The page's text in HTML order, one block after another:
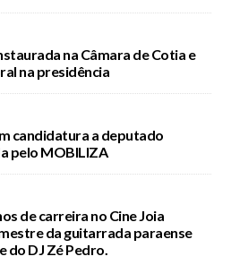
na Câmara de Cotia e
na presidência
candidatura a deputado
pelo MOBILIZA
de carreira no Cine Joia
da guitarrada paraense
do DJ Zé Pedro.